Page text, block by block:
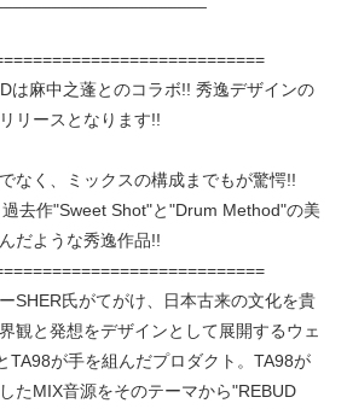
は麻中之蓬とのコラボ!! 秀逸デザインの
リースとなります!!
なく、ミックスの構成までもが驚愕!!
去作"Sweet Shot"と"Drum Method"の美
だような秀逸作品!!
SHER氏がてがけ、日本古来の文化を貴
観と発想をデザインとして展開するウェ
TA98が手を組んだプロダクト。TA98が
たMIX音源をそのテーマから"REBUD